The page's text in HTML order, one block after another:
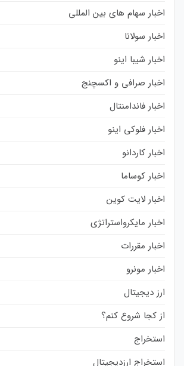
اخبار سهام های بین المللی
اخبار سولانا
اخبار شیبا اینو
اخبار صرافی و اکسچنج
اخبار فاندامنتال
اخبار فلوکی اینو
اخبار کاردانو
اخبار کوساما
اخبار لایت کوین
اخبار مایکرواستراتژی
اخبار مقررات
اخبار مونرو
ارز دیجیتال
از کجا شروع کنم؟
استخراج
استخراج ارزدیجیتال